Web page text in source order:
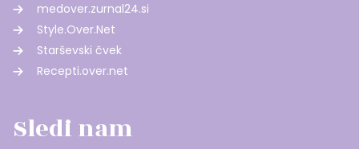
medover.zurnal24.si
Style.Over.Net
Starševski čvek
Recepti.over.net
Sledi nam